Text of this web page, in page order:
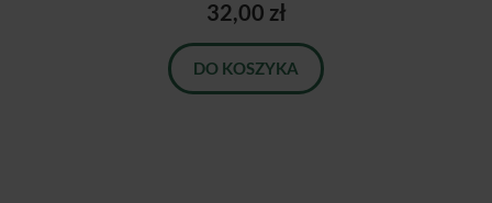
32,00 zł
DO KOSZYKA